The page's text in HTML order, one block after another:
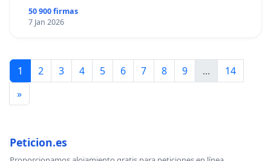
50 900 firmas
7 Jan 2026
1 2 3 4 5 6 7 8 9 ...
14
»
Peticion.es